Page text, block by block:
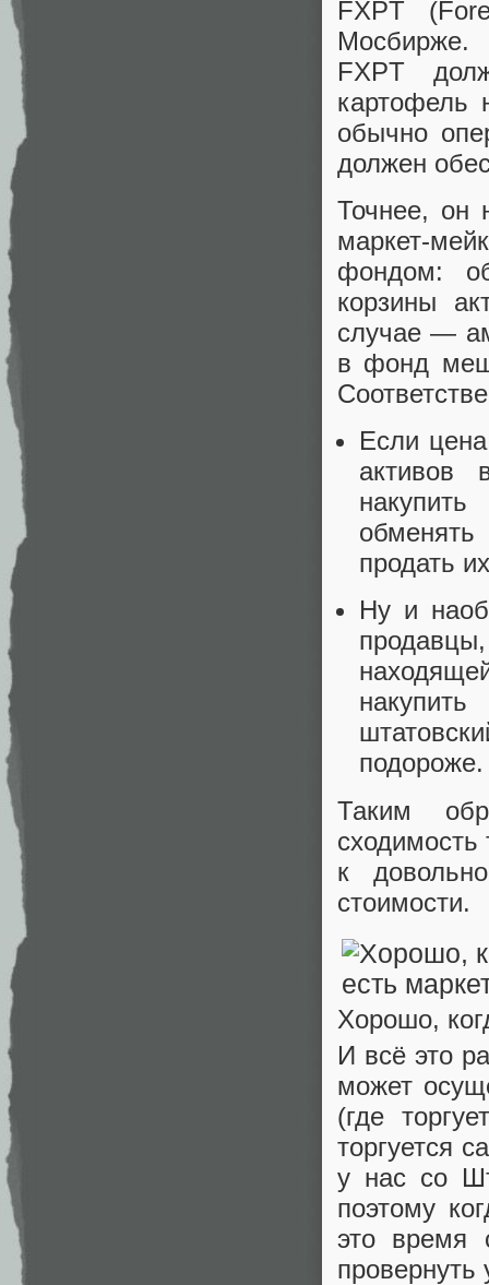
FXPT
Мосбирже.
FXPT
картофель
обычно
должен
Точнее, он
маркет-
фондом:
корзины
случае —
в фонд
Если
активов
продать
Ну и
Таким
к
стоимости.
Хорошо,
И всё это
может
(где
торгуется
у нас со
поэтому
это время